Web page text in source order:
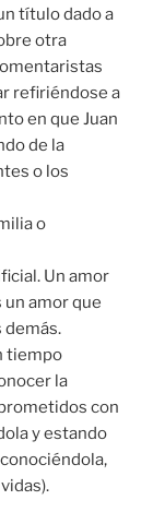
título dado a
otra
refiriéndose a
en que Juan
de la
o los
o
Un amor
un amor que
demás.
tiempo
la
con
y estando